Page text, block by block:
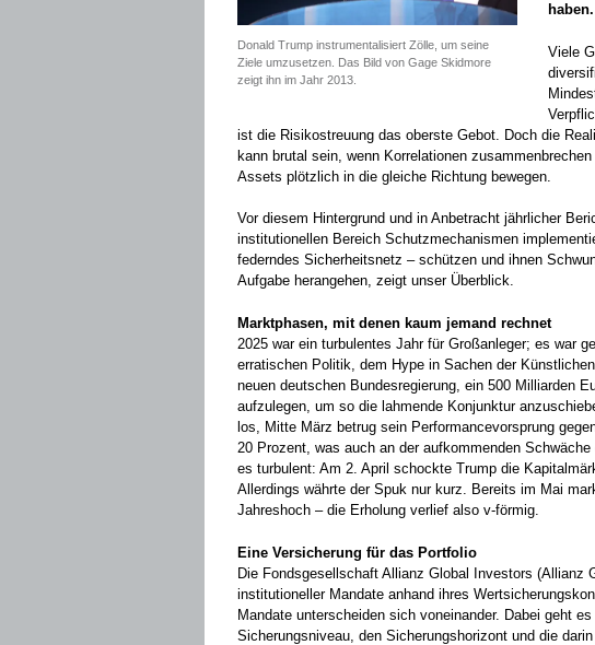
Donald Trump instrumentalisiert Zölle, um seine
Ziele umzusetzen. Das Bild von Gage Skidmore
zeigt ihn im Jahr 2013.
haben.
Viele
ist die Risikostreuung das oberste Gebot. Doch die
kann brutal sein, wenn Korrelationen
Assets plötzlich in die gleiche Richtung bewegen.
Vor diesem Hintergrund und in Anbetracht jährlicher
institutionellen Bereich Schutzmechanismen
federndes Sicherheitsnetz – schützen und ihnen
Aufgabe herangehen, zeigt unser Überblick.
Marktphasen, mit denen kaum jemand rechnet
2025 war ein turbulentes Jahr für Großanleger; es war
erratischen Politik, dem Hype in Sachen der
neuen deutschen Bundesregierung, ein 500 Milliarden
aufzulegen, um so die lahmende Konjunktur
los, Mitte März betrug sein Performancevorsprung
20 Prozent, was auch an der aufkommenden
es turbulent: Am 2. April schockte Trump die
Allerdings währte der Spuk nur kurz. Bereits im Mai
Jahreshoch – die Erholung verlief also v-förmig.
Eine Versicherung für das Portfolio
Die Fondsgesellschaft Allianz Global Investors (Allianz
institutioneller Mandate anhand ihres
Mandate unterscheiden sich voneinander. Dabei geht
Sicherungsniveau, den Sicherungshorizont und die